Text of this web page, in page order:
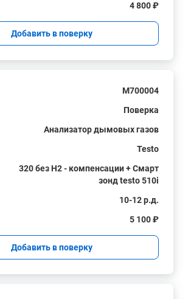
4 800 ₽
Добавить в поверку
M700004
Поверка
Анализатор дымовых газов
Testo
320 без H2 - компенсации + Смарт
зонд testo 510i
10-12 р.д.
5 100 ₽
Добавить в поверку